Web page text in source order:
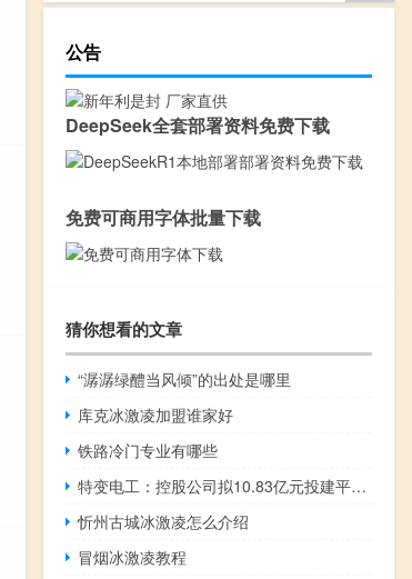
公告
DeepSeek全套部署资料免费下载
免费可商用字体批量下载
猜你想看的文章
“潺潺绿醴当风倾”的出处是哪里
库克冰激凌加盟谁家好
铁路冷门专业有哪些
特变电工：控股公司拟10.83亿元投建平山湖200MW风储项目
忻州古城冰激凌怎么介绍
冒烟冰激凌教程